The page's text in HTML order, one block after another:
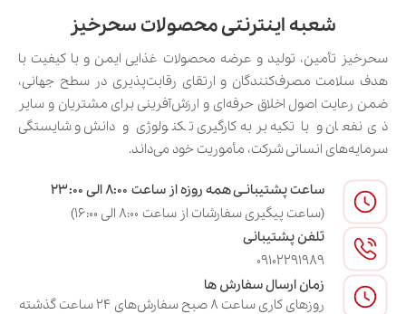
شعبه اینترنتی محصولات سحرخیز
سحرخیز تأمین، تولید و عرضه محصولات غذایی ایمن و با کیفیت با
هدف سلامت مصرف‌کنندگان و ارتقای رقابت‌پذیری در سطح جهانی،
ضمن رعایت اصول اخلاق حرفه‌ای و ارزش‌آفرینی برای مشتریان و سایر
ذی‌نفعان و با تکیه بر به‌کارگیری تکنولوژی و دانش و شایستگی
سرمایه‌های انسانی شرکت، مأموریت خود می‌داند.
ساعت پشتیبانـی همه روزه از ساعت ۸:۰۰ الی ۲۳:۰۰
(ساعت پیگیری سفارشات از ساعت ۸:۰۰ الی ۱۶:۰۰)
تلفن پشتیبانی
09102291989
زمان ارسال سفارش ها
روزهای کاری ساعت ۸ صبح سفارش‌های ۲۴ ساعت گذشته